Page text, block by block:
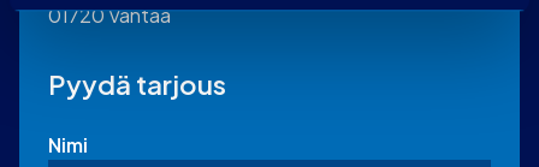
01720 Vantaa
Pyydä tarjous
Nimi